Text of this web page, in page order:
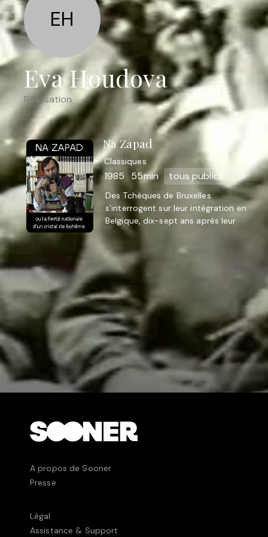
EH
Eva Houdova
Réalisation
Na Zapad
Classiques
1985 55min tous publics
Des Tchèques de Bruxelles
s'interrogent sur leur intégration en
Belgique, dix-sept ans après leur
départ de Tchécoslovaquie...
A propos de Sooner
Presse
Légal
Assistance & Support